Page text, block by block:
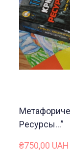
Ресурсы…”
₴750,00 UAH